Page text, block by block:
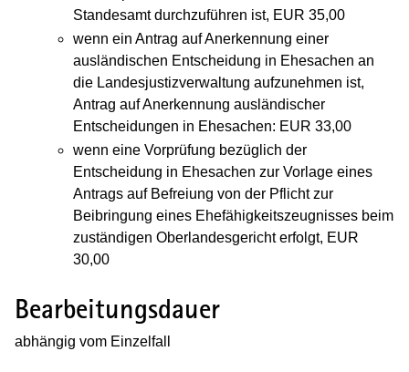
Standesamt durchzuführen ist, EUR 35,00
wenn ein Antrag auf Anerkennung einer
ausländischen Entscheidung in Ehesachen an
die Landesjustizverwaltung aufzunehmen ist,
Antrag auf Anerkennung ausländischer
Entscheidungen in Ehesachen: EUR 33,00
wenn eine Vorprüfung bezüglich der
Entscheidung in Ehesachen zur Vorlage eines
Antrags auf Befreiung von der Pflicht zur
Beibringung eines Ehefähigkeitszeugnisses beim
zuständigen Oberlandesgericht erfolgt, EUR
30,00
Bearbeitungsdauer
abhängig vom Einzelfall